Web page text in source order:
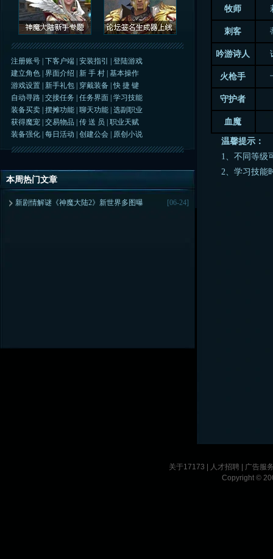
注册账号 |下客户端 |安装指引 |登陆游戏
建立角色 |界面介绍 新 手 村 |基本操作
游戏设置
新手礼包 穿戴装备 |快 捷 键
自动寻路 |交接任务 |任务界面 |学习技能
装备买卖 |摆摊功能 |聊天功能 |选副职业
获得魔宠 |交易物品 |传 送 员 |职业天赋
装备强化 |每日活动 |创建公会 原创小说
本周热门文章
[06-24]
新剧情解谜《神魔大陆2》新世界多图曝
牧师
刺客
吟游诗人
火枪手
守护者
血魔
温馨提示：
1、不同等级可
2、学习技能时
关于17173 人才招聘
广告服
Copyright ©